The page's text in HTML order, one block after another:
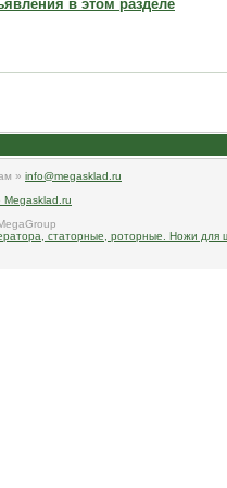
в этом разделе
» info@megasklad.ru
статорные, роторные. Ножи для